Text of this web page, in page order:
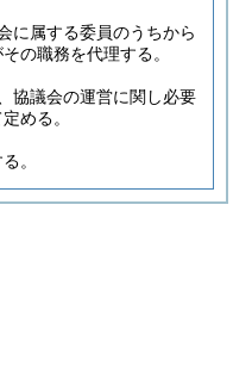
に属する委員のうちから
の職務を代理する。
協議会の運営に関し必要
める。
。